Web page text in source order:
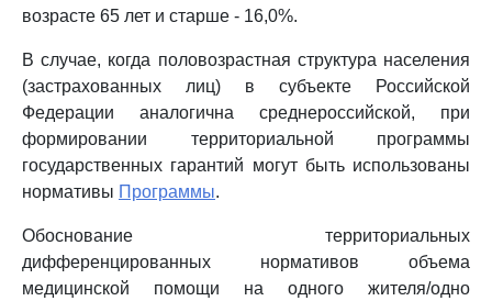
возрасте 65 лет и старше - 16,0%.
В случае, когда половозрастная структура населения
(застрахованных лиц) в субъекте Российской
Федерации аналогична среднероссийской, при
формировании территориальной программы
государственных гарантий могут быть использованы
нормативы Программы.
Обоснование территориальных
дифференцированных нормативов объема
медицинской помощи на одного жителя/одно